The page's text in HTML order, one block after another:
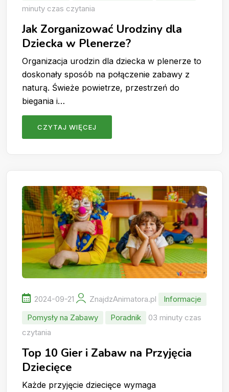
minuty czas czytania
Jak Zorganizować Urodziny dla
Dziecka w Plenerze?
Organizacja urodzin dla dziecka w plenerze to
doskonały sposób na połączenie zabawy z
naturą. Świeże powietrze, przestrzeń do
biegania i…
CZYTAJ WIĘCEJ
2024-09-21 ZnajdzAnimatora.pl
Informacje
Pomysły na Zabawy
Poradnik
03 minuty czas
czytania
Top 10 Gier i Zabaw na Przyjęcia
Dziecięce
Każde przyjęcie dziecięce wymaga